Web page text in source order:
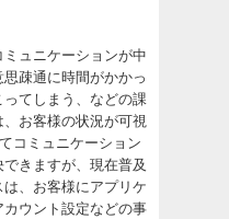
ュニケーションが中
疎通に時間がかかっ
てしまう、などの課
お客様の状況が可視
コミュニケーション
きますが、現在普及
、お客様にアプリケ
ウント設定などの事